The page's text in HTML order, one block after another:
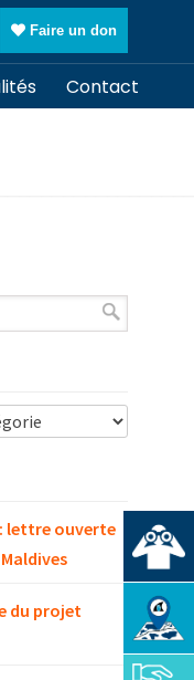
Faire un don
Contact
lettre ouverte
du projet